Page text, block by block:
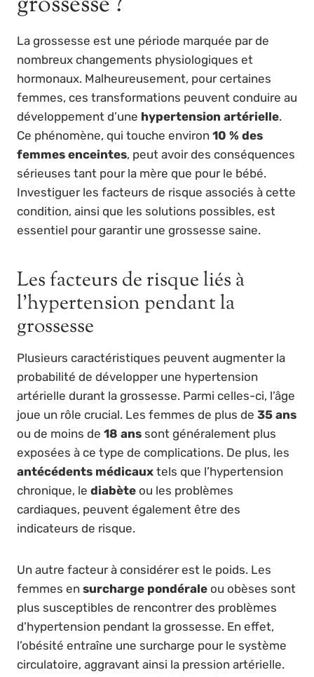
La grossesse est une période marquée par de
nombreux changements physiologiques et
hormonaux. Malheureusement, pour certaines
femmes, ces transformations peuvent conduire au
développement d’une hypertension artérielle.
Ce phénomène, qui touche environ 10 % des
femmes enceintes, peut avoir des conséquences
sérieuses tant pour la mère que pour le bébé.
Investiguer les facteurs de risque associés à cette
condition, ainsi que les solutions possibles, est
essentiel pour garantir une grossesse saine.
Les facteurs de risque liés à
l’hypertension pendant la
grossesse
Plusieurs caractéristiques peuvent augmenter la
probabilité de développer une hypertension
artérielle durant la grossesse. Parmi celles-ci, l’âge
joue un rôle crucial. Les femmes de plus de 35 ans
ou de moins de 18 ans sont généralement plus
exposées à ce type de complications. De plus, les
antécédents médicaux tels que l’hypertension
chronique, le diabète ou les problèmes
cardiaques, peuvent également être des
indicateurs de risque.
Un autre facteur à considérer est le poids. Les
femmes en surcharge pondérale ou obèses sont
plus susceptibles de rencontrer des problèmes
d’hypertension pendant la grossesse. En effet,
l’obésité entraîne une surcharge pour le système
circulatoire, aggravant ainsi la pression artérielle.